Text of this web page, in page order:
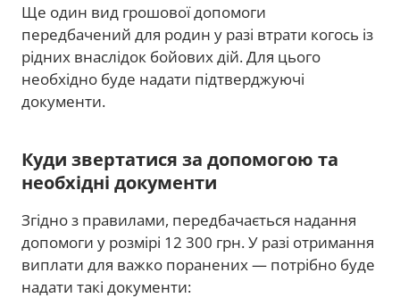
Ще один вид грошової допомоги
передбачений для родин у разі втрати когось із
рідних внаслідок бойових дій. Для цього
необхідно буде надати підтверджуючі
документи.
Куди звертатися за допомогою та
необхідні документи
Згідно з правилами, передбачається надання
допомоги у розмірі 12 300 грн. У разі отримання
виплати для важко поранених — потрібно буде
надати такі документи: